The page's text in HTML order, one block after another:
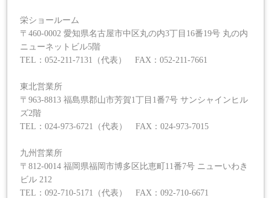
栄ショールーム
〒460-0002 愛知県名古屋市中区丸の内3丁目16番19号 丸の内
ニューネットビル5階
TEL：052-211-7131（代表） FAX：052-211-7661
東北営業所
〒963-8813 福島県郡山市芳賀1丁目1番7号 サンシャインヒル
ズ2階
TEL：024-973-6721（代表） FAX：024-973-7015
九州営業所
〒812-0014 福岡県福岡市博多区比恵町11番7号 ニューいわき
ビル 212
TEL：092-710-5171（代表） FAX：092-710-6671